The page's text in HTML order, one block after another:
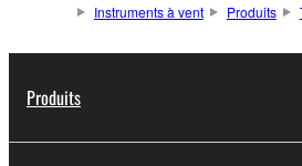
Instruments à vent
Produits
Produits